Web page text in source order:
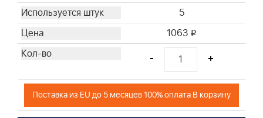
5
1063 i
- +
Поставка из EU до 5 месяцев 100% оплата В корзину